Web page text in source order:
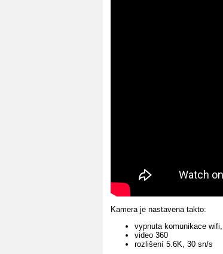
Kamera je nastavena takto:
vypnuta komunikace
video 360
rozlišení 5.6K, 30 sn/s